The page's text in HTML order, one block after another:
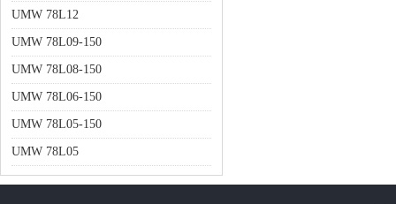
UMW 78L12
UMW 78L09-150
UMW 78L08-150
UMW 78L06-150
UMW 78L05-150
UMW 78L05